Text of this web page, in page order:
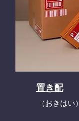
置き配
（おきはい）